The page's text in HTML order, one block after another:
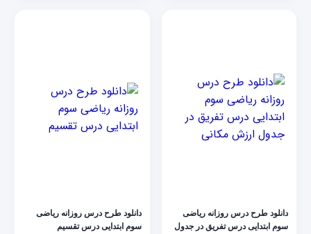
دانلود طرح درس روزانه ریاضی
سوم ابتدایی درس تفریق در جدول
دانلود طرح درس روزانه ریاضی
سوم ابتدایی درس تقسیم